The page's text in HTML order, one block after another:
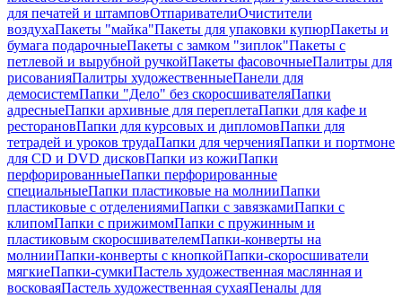
для печатей и штамповОтпаривателиОчистители
воздухаПакеты "майка"Пакеты для упаковки купюрПакеты и
бумага подарочныеПакеты с замком "зиплок"Пакеты с
петлевой и вырубной ручкойПакеты фасовочныеПалитры для
рисованияПалитры художественныеПанели для
демосистемПапки "Дело" без скоросшивателяПапки
адресныеПапки архивные для переплетаПапки для кафе и
ресторановПапки для курсовых и дипломовПапки для
тетрадей и уроков трудаПапки для черченияПапки и портмоне
для CD и DVD дисковПапки из кожиПапки
перфорированныеПапки перфорированные
специальныеПапки пластиковые на молнииПапки
пластиковые с отделениямиПапки с завязкамиПапки с
клипомПапки с прижимомПапки с пружинным и
пластиковым скоросшивателемПапки-конверты на
молнииПапки-конверты с кнопкойПапки-скоросшиватели
мягкиеПапки-сумкиПастель художественная маслянная и
восковаяПастель художественная сухаяПеналы для